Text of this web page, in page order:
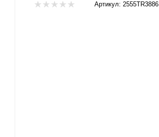
Артикул: 2555TR3886